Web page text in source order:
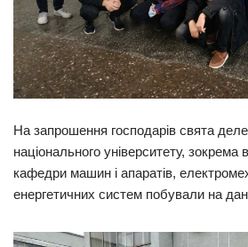
На запрошення господарів свята
національного університету, зокрема
кафедри машин і апаратів,
енергетичних систем побували на